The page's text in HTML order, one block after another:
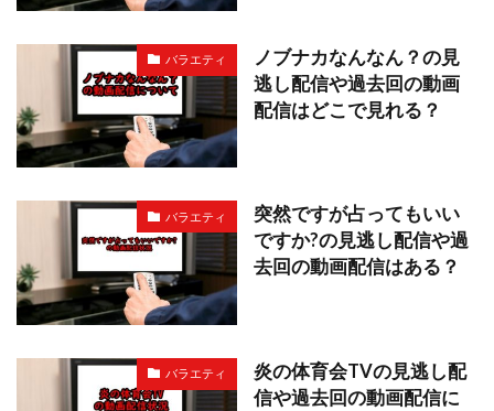
バラエティ
ノブナカなんなん？の見
逃し配信や過去回の動画
配信はどこで見れる？
バラエティ
突然ですが占ってもいい
ですか?の見逃し配信や過
去回の動画配信はある？
バラエティ
炎の体育会TVの見逃し配
信や過去回の動画配信に